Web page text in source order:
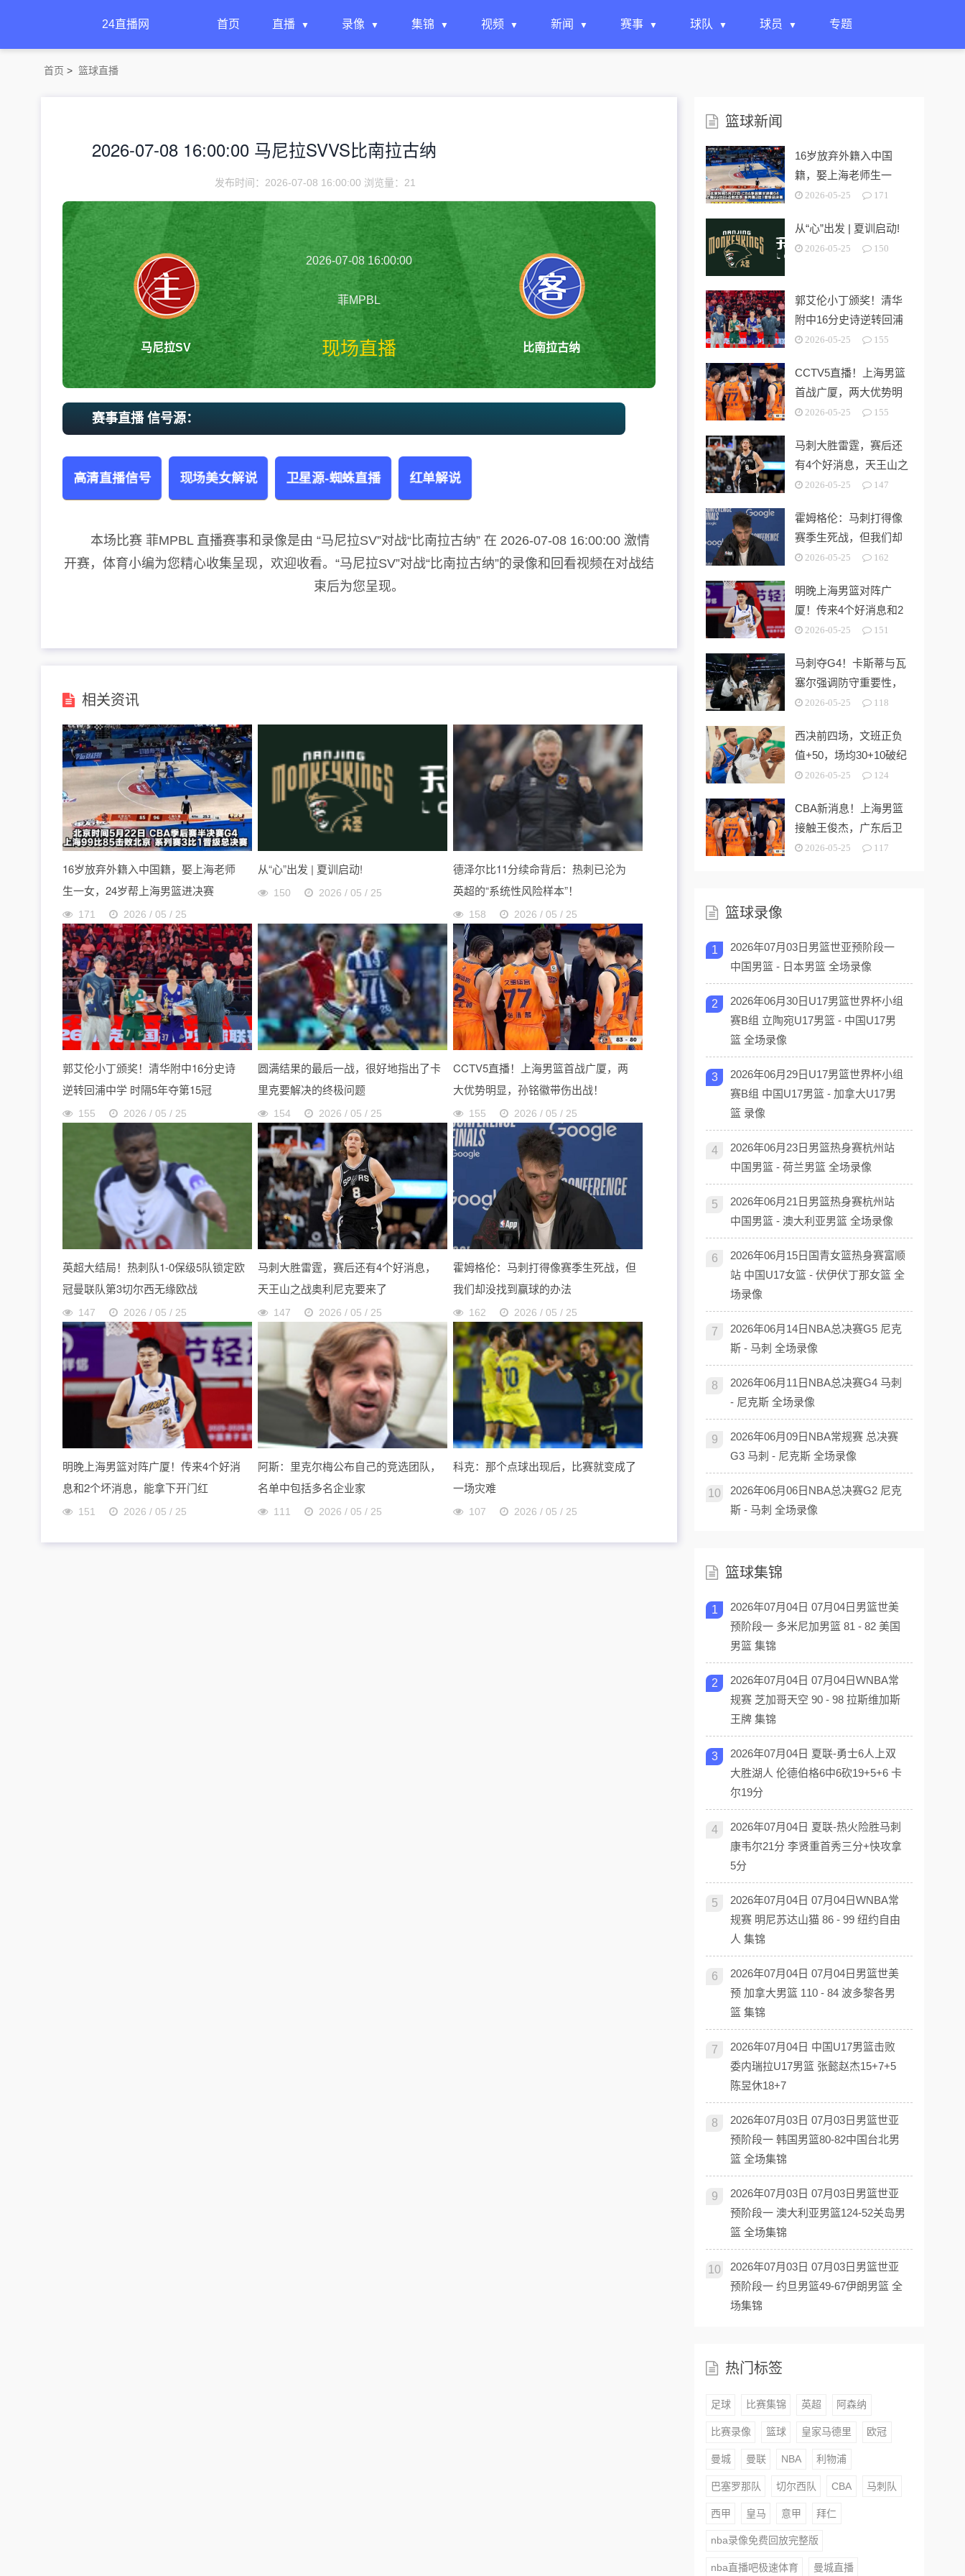
24直播网 首页 直播 录像 集锦 视频 新闻 赛事 球队 球员 专题
首页 > 篮球直播
2026-07-08 16:00:00 马尼拉SVVS比南拉古纳
发布时间：2026-07-08 16:00:00 浏览量： 21
马尼拉SV
2026-07-08 16:00:00
菲MPBL
现场直播 比南拉古纳
赛事直播 信号源：
高清直播信号 现场美女解说 卫星源-蜘蛛直播 红单解说
本场比赛 菲MPBL 直播赛事和录像是由 “马尼拉SV”对战“比南拉古纳” 在 2026-07-08 16:00:00 激情
开赛，体育小编为您精心收集呈现，欢迎收看。“马尼拉SV”对战“比南拉古纳”的录像和回看视频在对战结
束后为您呈现。
相关资讯
16岁放弃外籍入中国籍，娶上海老师
生一女，24岁帮上海男篮进决赛
171 2026 / 05 / 25
从“心”出发 | 夏训启动!
150 2026 / 05 / 25
德泽尔比11分续命背后：热刺已沦为
英超的“系统性风险样本”！
158 2026 / 05 / 25
郭艾伦小丁颁奖！清华附中16分史诗
逆转回浦中学 时隔5年夺第15冠
155 2026 / 05 / 25
圆满结果的最后一战，很好地指出了卡
里克要解决的终极问题
154 2026 / 05 / 25
CCTV5直播！上海男篮首战广厦，两
大优势明显，孙铭徽带伤出战！
155 2026 / 05 / 25
英超大结局！热刺队1-0保级5队锁定欧
冠曼联队第3切尔西无缘欧战
147 2026 / 05 / 25
马刺大胜雷霆，赛后还有4个好消息，
天王山之战奥利尼克要来了
147 2026 / 05 / 25
霍姆格伦：马刺打得像赛季生死战，但
我们却没找到赢球的办法
162 2026 / 05 / 25
明晚上海男篮对阵广厦！传来4个好消
息和2个坏消息，能拿下开门红
151 2026 / 05 / 25
阿斯：里克尔梅公布自己的竞选团队，
名单中包括多名企业家
111 2026 / 05 / 25
科克：那个点球出现后，比赛就变成了
一场灾难
107 2026 / 05 / 25
篮球新闻
16岁放弃外籍入中国
籍，娶上海老师生一
女，24岁帮上海男篮进
2026-05-25 171
从“心”出发 | 夏训启动!
2026-05-25 150
郭艾伦小丁颁奖！清华
附中16分史诗逆转回浦
中学 时隔5年夺第15冠
2026-05-25 155
CCTV5直播！上海男篮
首战广厦，两大优势明
显，孙铭徽带伤出战！
2026-05-25 155
马刺大胜雷霆，赛后还
有4个好消息，天王山之
战奥利尼克要来了
2026-05-25 147
霍姆格伦：马刺打得像
赛季生死战，但我们却
没找到赢球的办法
2026-05-25 162
明晚上海男篮对阵广
厦！传来4个好消息和2
个坏消息，能拿下开门
2026-05-25 151
马刺夺G4！卡斯蒂与瓦
塞尔强调防守重要性，
福克斯回应伤势！
2026-05-25 118
西决前四场，文班正负
值+50，场均30+10破纪
录，可亚历山大呢？
2026-05-25 124
CBA新消息！上海男篮
接触王俊杰，广东后卫
加盟福建 山西续约潘江
2026-05-25 117
篮球录像
1
2026年07月03日男篮世亚预阶段一
中国男篮 - 日本男篮 全场录像
2
2026年06月30日U17男篮世界杯小组
赛B组 立陶宛U17男篮 - 中国U17男
篮 全场录像
3
2026年06月29日U17男篮世界杯小组
赛B组 中国U17男篮 - 加拿大U17男
篮 录像
4
2026年06月23日男篮热身赛杭州站
中国男篮 - 荷兰男篮 全场录像
5
2026年06月21日男篮热身赛杭州站
中国男篮 - 澳大利亚男篮 全场录像
6
2026年06月15日国青女篮热身赛富顺
站 中国U17女篮 - 伏伊伏丁那女篮 全
场录像
7
2026年06月14日NBA总决赛G5 尼克
斯 - 马刺 全场录像
8
2026年06月11日NBA总决赛G4 马刺
- 尼克斯 全场录像
9
2026年06月09日NBA常规赛 总决赛
G3 马刺 - 尼克斯 全场录像
10
2026年06月06日NBA总决赛G2 尼克
斯 - 马刺 全场录像
篮球集锦
1
2026年07月04日 07月04日男篮世美
预阶段一 多米尼加男篮 81 - 82 美国
男篮 集锦
2
2026年07月04日 07月04日WNBA常
规赛 芝加哥天空 90 - 98 拉斯维加斯
王牌 集锦
3
2026年07月04日 夏联-勇士6人上双
大胜湖人 伦德伯格6中6砍19+5+6 卡
尔19分
4
2026年07月04日 夏联-热火险胜马刺
康韦尔21分 李贤重首秀三分+快攻拿
5分
5
2026年07月04日 07月04日WNBA常
规赛 明尼苏达山猫 86 - 99 纽约自由
人 集锦
6
2026年07月04日 07月04日男篮世美
预 加拿大男篮 110 - 84 波多黎各男
篮 集锦
7
2026年07月04日 中国U17男篮击败
委内瑞拉U17男篮 张懿赵杰15+7+5
陈昱休18+7
8
2026年07月03日 07月03日男篮世亚
预阶段一 韩国男篮80-82中国台北男
篮 全场集锦
9
2026年07月03日 07月03日男篮世亚
预阶段一 澳大利亚男篮124-52关岛男
篮 全场集锦
10
2026年07月03日 07月03日男篮世亚
预阶段一 约旦男篮49-67伊朗男篮 全
场集锦
热门标签
足球 比赛集锦 英超 阿森纳
比赛录像 篮球 皇家马德里 欧冠
曼城 曼联 NBA 利物浦
巴塞罗那队 切尔西队 CBA 马刺队
西甲 皇马 意甲 拜仁
nba录像免费回放完整版
nba直播吧极速体育 曼城直播